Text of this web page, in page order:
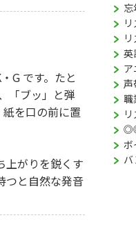
G です。たと
「ブッ」と弾
を口の前に置
上がりを鋭くす
つと自然な発音
英
声
職
ボ